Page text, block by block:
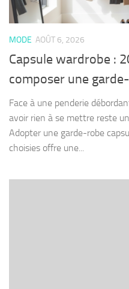
MODE AOÛT 6, 2026
Capsule wardrobe :
composer une
Face à une penderie
avoir rien à se mettre reste
Adopter une garde-robe
choisies offre une...